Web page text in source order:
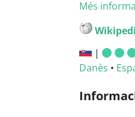
Més
|
Danès •